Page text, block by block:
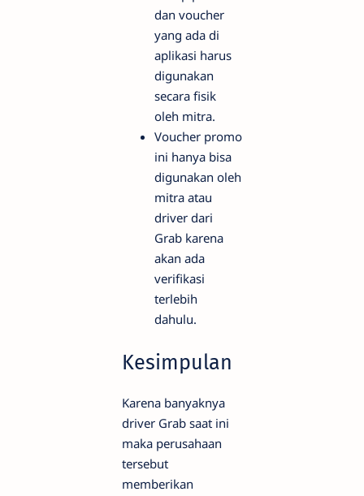
dan voucher
yang ada di
aplikasi harus
digunakan
secara fisik
oleh mitra.
Voucher promo
ini hanya bisa
digunakan oleh
mitra atau
driver dari
Grab karena
akan ada
verifikasi
terlebih
dahulu.
Kesimpulan
Karena banyaknya
driver Grab saat ini
maka perusahaan
tersebut
memberikan